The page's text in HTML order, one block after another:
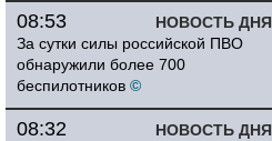
НОВОСТЬ ДНЯ
08:53
За сутки силы российской ПВО
обнаружили более 700
беспилотников ©
НОВОСТЬ ДНЯ
08:32